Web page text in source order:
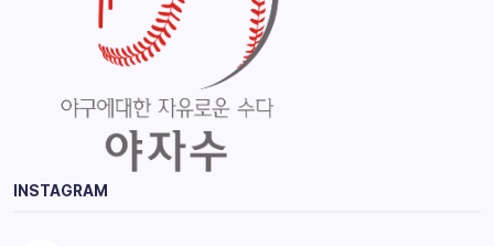
INSTAGRAM